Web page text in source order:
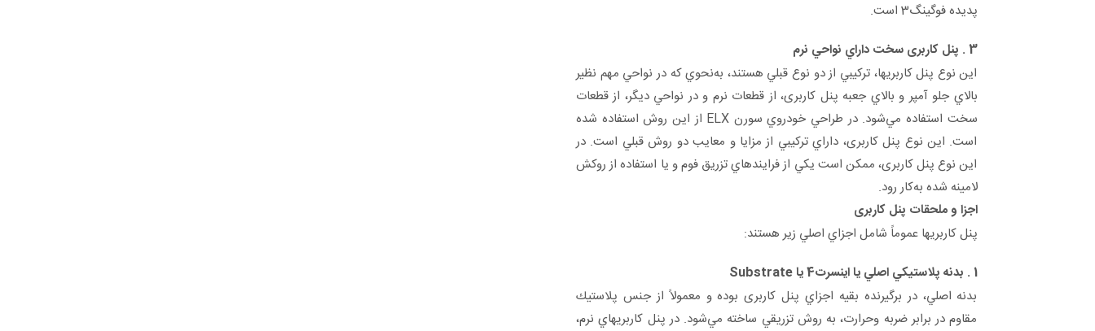
پديده فوگينگ3 است.
3 . پنل کاربری سخت داراي نواحي نرم
اين نوع پنل کاربریها، تركيبي از دو نوع قبلي هستند، به‌نحوي كه در نواحي مهم نظير
بالاي جلو آمپر و بالاي جعبه پنل کاربری، از قطعات نرم و در نواحي ديگر، از قطعات
سخت استفاده مي‌شود. در طراحي خودروي سورن ELX از اين روش استفاده شده
است. اين نوع پنل کاربری، داراي تركيبي از مزايا و معايب دو روش قبلي است. در
اين نوع پنل کاربری، ممكن است يكي از فرايندهاي تزريق فوم و يا استفاده از روكش
لامينه شده به‌كار رود.
اجزا و ملحقات پنل کاربری
پنل کاربریها عموماً شامل اجزاي اصلي زير هستند:
1 . بدنه پلاستيكي اصلي يا اينسرت4 يا Substrate
بدنه اصلي، در برگيرنده بقيه اجزاي پنل کاربری بوده و معمولاً از جنس پلاستيك
مقاوم در برابر ضربه وحرارت، به روش تزريقي ساخته مي‌شود. در پنل کاربریهاي نرم،